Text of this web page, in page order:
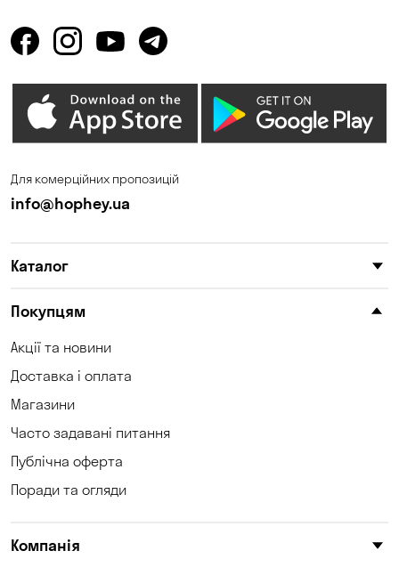
Для комерційних пропозицій
info@hophey.ua
Каталог
Покупцям
Акції та новини
Доставка і оплата
Магазини
Часто задавані питання
Публічна оферта
Поради та огляди
Компанія